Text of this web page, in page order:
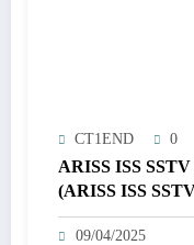
CT1END 0
ARISS ISS SSTV
(ARISS ISS
espaço)
09/04/2025